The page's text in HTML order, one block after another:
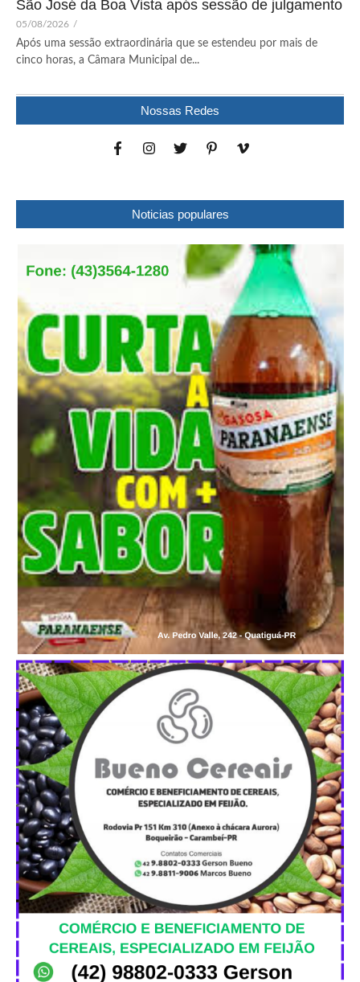
São José da Boa Vista após sessão de julgamento
05/08/2026 /
Após uma sessão extraordinária que se estendeu por mais de
cinco horas, a Câmara Municipal de...
Nossas Redes
Noticias populares